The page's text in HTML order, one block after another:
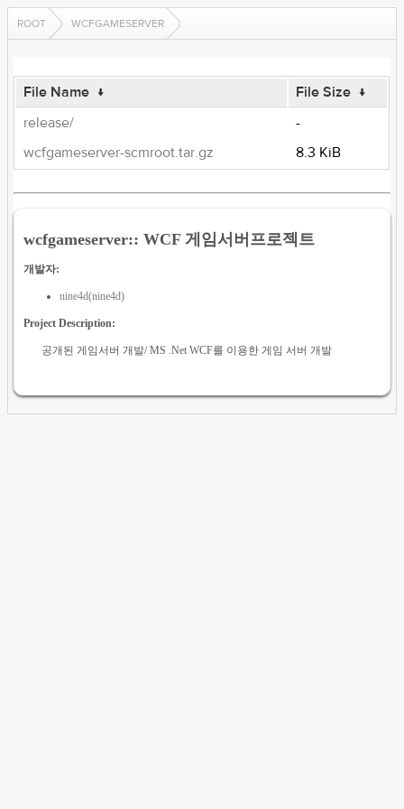
ROOT WCFGAMESERVER
File Name ↓ File Size ↓
release/
-
wcfgameserver-scmroot.tar.gz
8.3 KiB
wcfgameserver:: WCF 게임서버프로젝트
개발자:
nine4d(nine4d)
Project Description:
공개된 게임서버 개발/ MS .Net WCF를 이용한 게임 서버 개발